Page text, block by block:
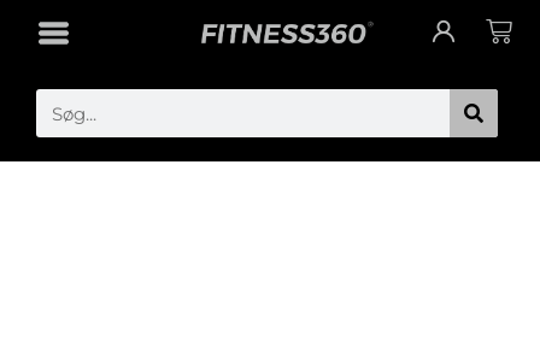
Cart
Search